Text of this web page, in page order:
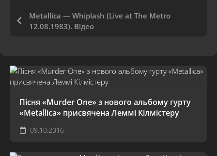
Metallica — Whiplash (Live at The Metro
12.08.1983). Відео
Пісня «Murder One» з нового альбому гурту
«Metallica» присвячена Леммі Кілмістеру
09.10.2016